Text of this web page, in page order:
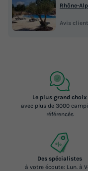
Rhône-
Avis
Le plus grand choix
avec plus de 3000
référencés
Des spécialistes
à votre écoute: Lun. à